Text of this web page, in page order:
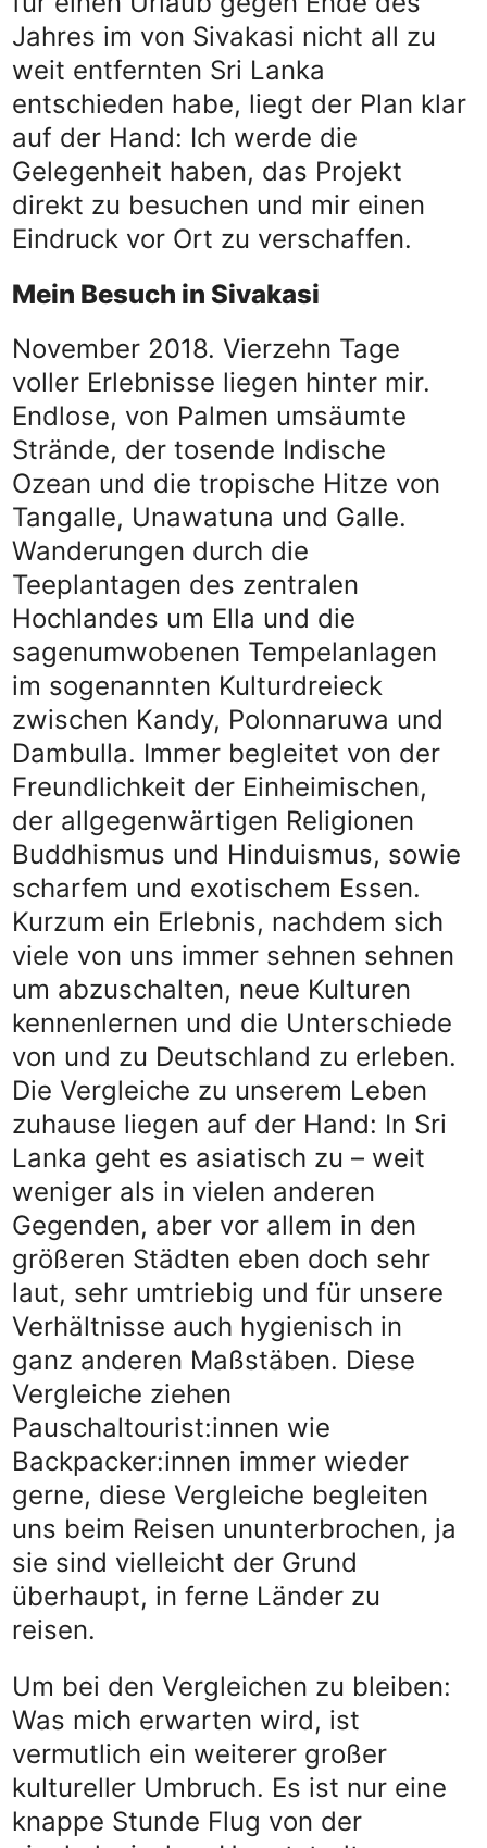
Jahres im von Sivakasi nicht all zu
weit entfernten Sri Lanka
entschieden habe, liegt der Plan klar
auf der Hand: Ich werde die
Gelegenheit haben, das Projekt
direkt zu besuchen und mir einen
Eindruck vor Ort zu verschaffen.
Mein Besuch in Sivakasi
November 2018. Vierzehn Tage
voller Erlebnisse liegen hinter mir.
Endlose, von Palmen umsäumte
Strände, der tosende Indische
Ozean und die tropische Hitze von
Tangalle, Unawatuna und Galle.
Wanderungen durch die
Teeplantagen des zentralen
Hochlandes um Ella und die
sagenumwobenen Tempelanlagen
im sogenannten Kulturdreieck
zwischen Kandy, Polonnaruwa und
Dambulla. Immer begleitet von der
Freundlichkeit der Einheimischen,
der allgegenwärtigen Religionen
Buddhismus und Hinduismus, sowie
scharfem und exotischem Essen.
Kurzum ein Erlebnis, nachdem sich
viele von uns immer sehnen sehnen
um abzuschalten, neue Kulturen
kennenlernen und die Unterschiede
von und zu Deutschland zu erleben.
Die Vergleiche zu unserem Leben
zuhause liegen auf der Hand: In Sri
Lanka geht es asiatisch zu – weit
weniger als in vielen anderen
Gegenden, aber vor allem in den
größeren Städten eben doch sehr
laut, sehr umtriebig und für unsere
Verhältnisse auch hygienisch in
ganz anderen Maßstäben. Diese
Vergleiche ziehen
Pauschaltourist:innen wie
Backpacker:innen immer wieder
gerne, diese Vergleiche begleiten
uns beim Reisen ununterbrochen, ja
sie sind vielleicht der Grund
überhaupt, in ferne Länder zu
reisen.
Um bei den Vergleichen zu bleiben:
Was mich erwarten wird, ist
vermutlich ein weiterer großer
kultureller Umbruch. Es ist nur eine
knappe Stunde Flug von der